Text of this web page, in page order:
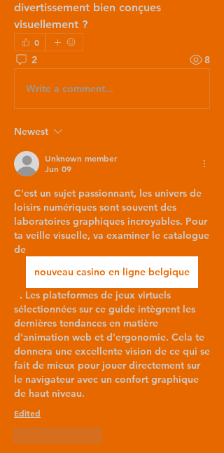
divertissement bien conçues
visuellement ?
0
2 8
Write a comment...
Newest
Unknown member
Jun 09
C'est un sujet passionnant, les univers de
loisirs numériques sont souvent des
laboratoires graphiques incroyables. Pour
ta veille visuelle, va examiner le catalogue
de
nouveau casino en ligne belgique
sélectionnées sur ce guide intègrent les
dernières tendances en matière
d'animation web et d'ergonomie. Cela te
donnera une excellente vision de ce qui se
fait de mieux pour jouer directement sur
le navigateur avec un confort graphique
de haut niveau.
Edited